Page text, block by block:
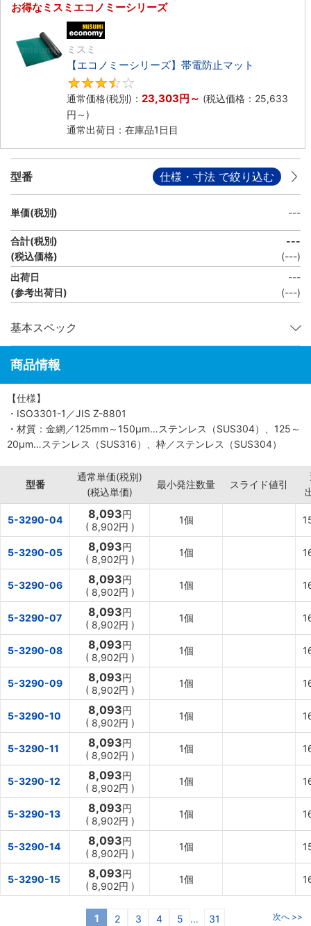
お得なミスミエコノミーシリーズ
ミスミ
【エコノミーシリーズ】帯電防止マット
通常価格(税別)： 23,303円 ～ (税込価格： 25,633
円 ～)
通常出荷日：在庫品1日目
型番 仕様・寸法 で絞り込む
単価(税別) ---
合計(税別)
(税込価格)
---
(---)
出荷日
(参考出荷日)
---
(---)
基本スペック
商品情報
【仕様】
・ISO3301-1／JIS Z-8801
・材質：金網／125mm～150μm…ステンレス（SUS304）、125～
20μm…ステンレス（SUS316）、枠／ステンレス（SUS304）
型番
通常単価(税別)
(税込単価)
最小発注数量 スライド値引
5-3290-04 8,093円
( 8,902円 )
1個
5-3290-05 8,093円
( 8,902円 )
1個
5-3290-06 8,093円
( 8,902円 )
1個
5-3290-07 8,093円
( 8,902円 )
1個
5-3290-08 8,093円
( 8,902円 )
1個
5-3290-09 8,093円
( 8,902円 )
1個
5-3290-10 8,093円
( 8,902円 )
1個
5-3290-11 8,093円
( 8,902円 )
1個
5-3290-12 8,093円
( 8,902円 )
1個
5-3290-13 8,093円
( 8,902円 )
1個
5-3290-14 8,093円
( 8,902円 )
1個
5-3290-15 8,093円
( 8,902円 )
1個
1 2 3 4 5 ... 31 次へ >>